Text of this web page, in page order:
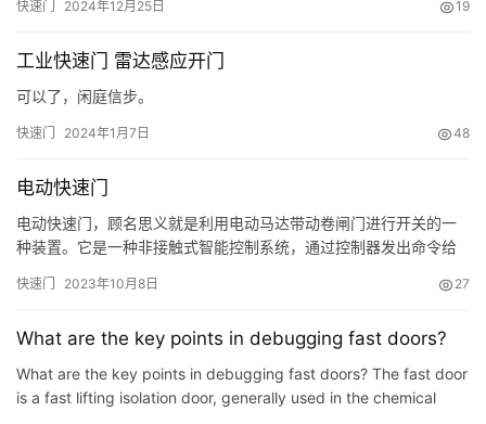
快速门 2024年12月25日 19
工业快速门 雷达感应开门
可以了，闲庭信步。
快速门 2024年1月7日 48
电动快速门
电动快速门，顾名思义就是利用电动马达带动卷闸门进行开关的一
种装置。它是一种非接触式智能控制系统，通过控制器发出命令给
有哪些优势呢？下面我们就来分析一下： 1、节能：采用变频调速技
靠：在运行过程中具有防夹功能、自锁功能； 3、使用寿命长：由
于…
快速门 2023年10月8日 27
What are the key points in debugging fast doors?
What are the key points in debugging fast doors? The fast door
is a fast lifting isolation door, generally used in the chemical